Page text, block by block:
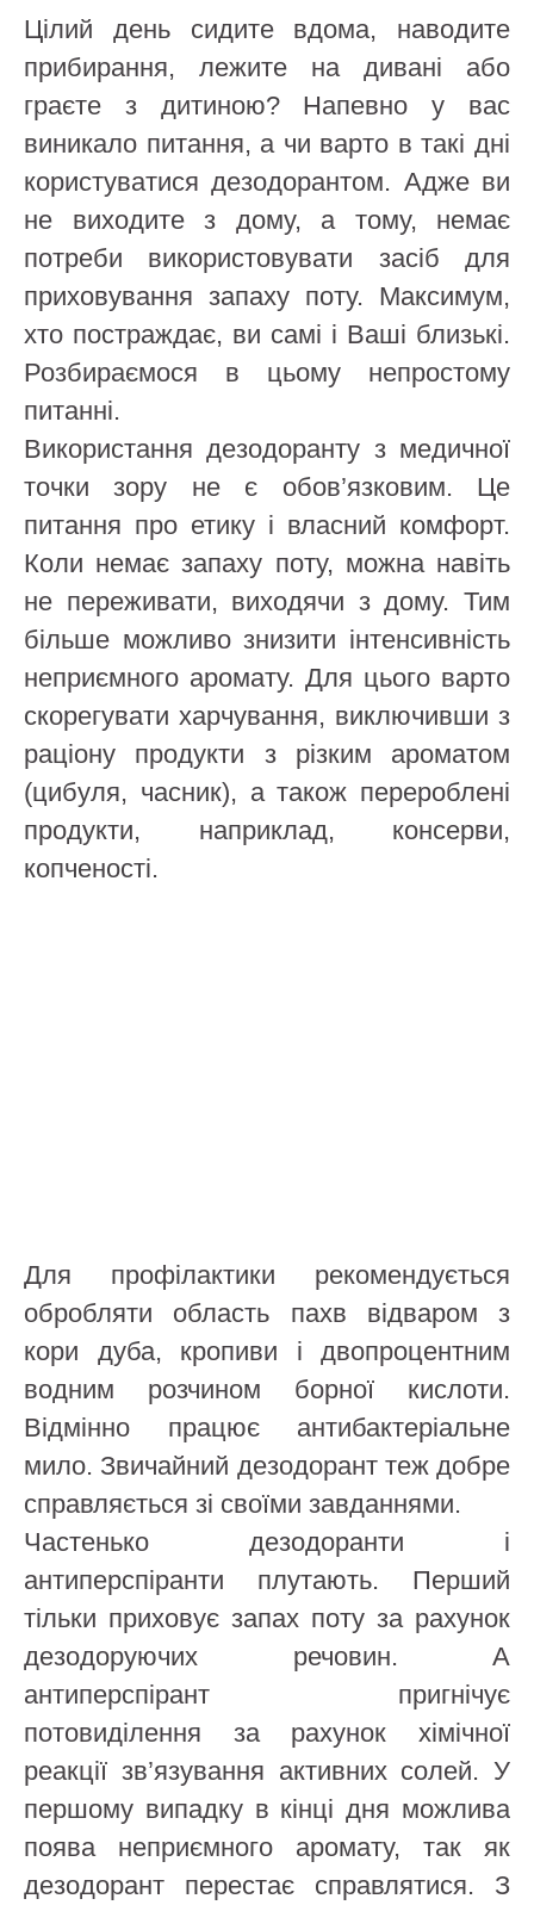
Цілий день сидите вдома, наводите
прибирання, лежите на дивані або
граєте з дитиною? Напевно у вас
виникало питання, а чи варто в такі дні
користуватися дезодорантом. Адже ви
не виходите з дому, а тому, немає
потреби використовувати засіб для
приховування запаху поту. Максимум,
хто постраждає, ви самі і Ваші близькі.
Розбираємося в цьому непростому
питанні.
Використання дезодоранту з медичної
точки зору не є обов’язковим. Це
питання про етику і власний комфорт.
Коли немає запаху поту, можна навіть
не переживати, виходячи з дому. Тим
більше можливо знизити інтенсивність
неприємного аромату. Для цього варто
скорегувати харчування, виключивши з
раціону продукти з різким ароматом
(цибуля, часник), а також перероблені
продукти, наприклад, консерви,
копченості.
Для профілактики рекомендується
обробляти область пахв відваром з
кори дуба, кропиви і двопроцентним
водним розчином борної кислоти.
Відмінно працює антибактеріальне
мило. Звичайний дезодорант теж добре
справляється зі своїми завданнями.
Частенько дезодоранти і
антиперспіранти плутають. Перший
тільки приховує запах поту за рахунок
дезодоруючих речовин. А
антиперспірант пригнічує
потовиділення за рахунок хімічної
реакції зв’язування активних солей. У
першому випадку в кінці дня можлива
поява неприємного аромату, так як
дезодорант перестає справлятися. З